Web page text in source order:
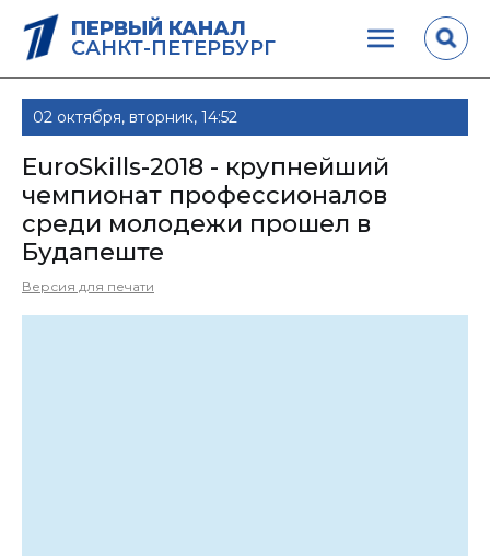
ПЕРВЫЙ КАНАЛ
САНКТ-ПЕТЕРБУРГ
02 октября, вторник, 14:52
EuroSkills-2018 - крупнейший
чемпионат профессионалов
среди молодежи прошел в
Будапеште
Версия для печати